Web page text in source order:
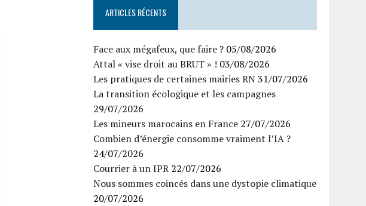
ARTICLES RÉCENTS
Face aux mégafeux, que faire ? 05/08/2026
Attal « vise droit au BRUT » ! 03/08/2026
Les pratiques de certaines mairies RN31/07/2026
La transition écologique et les campagnes
29/07/2026
Les mineurs marocains en France 27/07/2026
Combien d’énergie consomme vraiment l’IA ?
24/07/2026
Courrier à un IPR 22/07/2026
Nous sommes coincés dans une dystopie climatique
20/07/2026